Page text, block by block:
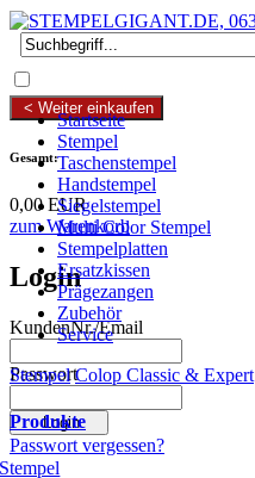
< Weiter einkaufen
Gesamt:
0,00 EUR
zum Warenkorb
Login
KundenNr./Email
Passwort
Passwort vergessen?
Startseite
Stempel
Taschenstempel
Handstempel
Siegelstempel
Multi Color Stempel
Stempelplatten
Ersatzkissen
Prägezangen
Zubehör
Service
Stempel Colop Classic & Expert
Produkte
Stempel